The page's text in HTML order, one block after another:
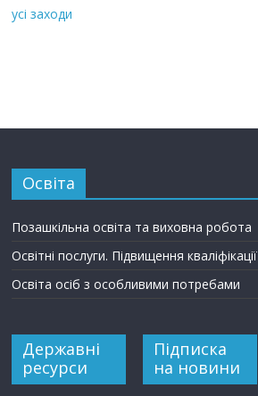
усі заходи
Освіта
Позашкільна освіта та виховна робота
Освітні послуги. Підвищення кваліфікації
Освіта осіб з особливими потребами
Державні
ресурси
Підписка
на новини